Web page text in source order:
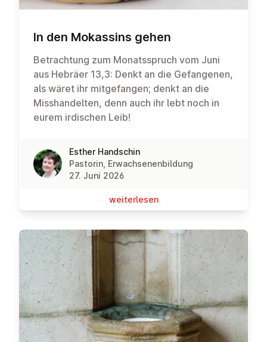
In den Mokassins gehen
Betrachtung zum Monatsspruch vom Juni
aus Hebräer 13,3: Denkt an die Gefangenen,
als wäret ihr mitgefangen; denkt an die
Misshandelten, denn auch ihr lebt noch in
eurem irdischen Leib!
Esther Handschin
Pastorin, Erwachsenenbildung
27. Juni 2026
wei­ter­le­sen